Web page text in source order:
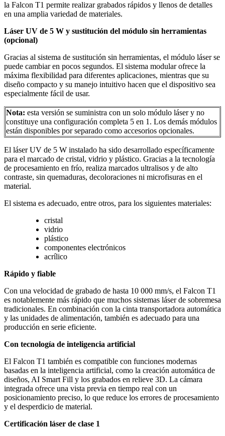
la Falcon T1 permite realizar grabados rápidos y llenos de detalles
en una amplia variedad de materiales.
Láser UV de 5 W y sustitución del módulo sin herramientas
(opcional)
Gracias al sistema de sustitución sin herramientas, el módulo láser se
puede cambiar en pocos segundos. El sistema modular ofrece la
máxima flexibilidad para diferentes aplicaciones, mientras que su
diseño compacto y su manejo intuitivo hacen que el dispositivo sea
especialmente fácil de usar.
Nota: esta versión se suministra con un solo módulo láser y no
constituye una configuración completa 5 en 1. Los demás módulos
están disponibles por separado como accesorios opcionales.
El láser UV de 5 W instalado ha sido desarrollado específicamente
para el marcado de cristal, vidrio y plástico. Gracias a la tecnología
de procesamiento en frío, realiza marcados ultralisos y de alto
contraste, sin quemaduras, decoloraciones ni microfisuras en el
material.
El sistema es adecuado, entre otros, para los siguientes materiales:
cristal
vidrio
plástico
componentes electrónicos
acrílico
Rápido y fiable
Con una velocidad de grabado de hasta 10 000 mm/s, el Falcon T1
es notablemente más rápido que muchos sistemas láser de sobremesa
tradicionales. En combinación con la cinta transportadora automática
y las unidades de alimentación, también es adecuado para una
producción en serie eficiente.
Con tecnología de inteligencia artificial
El Falcon T1 también es compatible con funciones modernas
basadas en la inteligencia artificial, como la creación automática de
diseños, AI Smart Fill y los grabados en relieve 3D. La cámara
integrada ofrece una vista previa en tiempo real con un
posicionamiento preciso, lo que reduce los errores de procesamiento
y el desperdicio de material.
Certificación láser de clase 1